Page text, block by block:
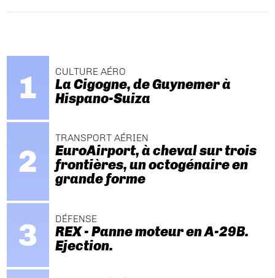
CULTURE AÉRO
La Cigogne, de Guynemer à
Hispano-Suiza
TRANSPORT AÉRIEN
EuroAirport, à cheval sur trois
frontières, un octogénaire en
grande forme
DÉFENSE
REX - Panne moteur en A-29B.
Ejection.